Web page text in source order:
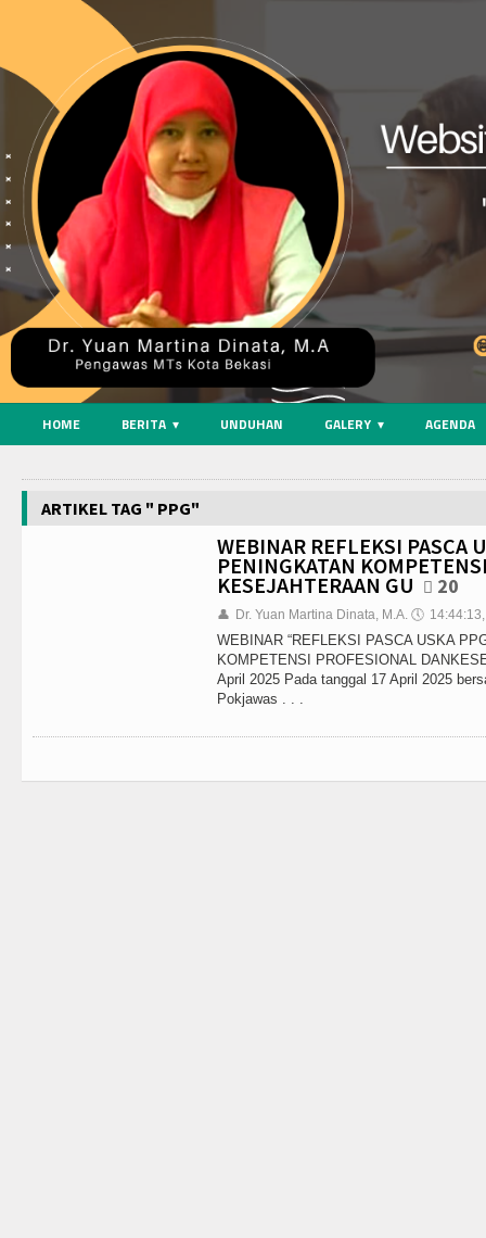
HOME BERITA UNDUHAN GALERY AGENDA
ARTIKEL TAG " PPG"
WEBINAR REFLEKSI PASCA
PENINGKATAN
KESEJAHTERAAN GU 20
👤 Dr. Yuan Martina Dinata, M.A. 🕔
WEBINAR “REFLEKSI PASCA USKA
KOMPETENSI PROFESIONAL
April 2025 Pada tanggal 17 April 2025
Pokjawas . . .